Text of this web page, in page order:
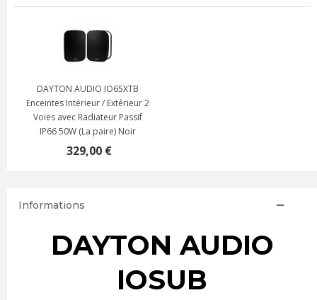
DAYTON AUDIO IO65XTB
Enceintes Intérieur / Extérieur 2
Voies avec Radiateur Passif
IP66 50W (La paire) Noir
329,00 €
Informations
DAYTON AUDIO
IOSUB